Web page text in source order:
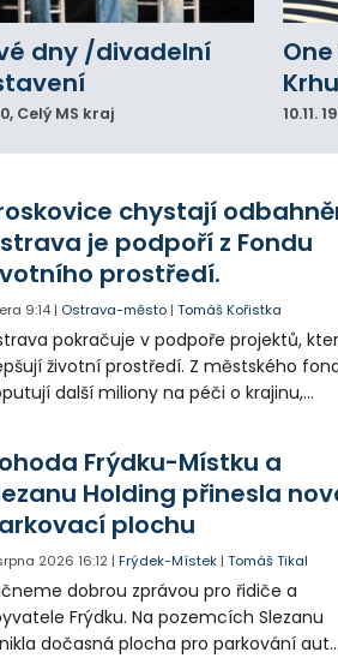
dny /divadelní
, Celý MS kraj 10.11.
chystají
je podpoří z Fondu
prostředí.
9:14 | Ostrava-město |Tomáš Kořistka
pokračuje v podpoře projektů,
životní prostředí. Z městského
další miliony na péči o krajinu,
Frýdku-Místku a
Holding přinesla
plochu
2026 16:12 |Frýdek-Místek |Tomáš Tikal
dobrou zprávou pro řidiče a
Frýdku. Na pozemcích Slezanu
dočasná plocha pro parkování aut.